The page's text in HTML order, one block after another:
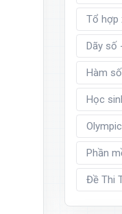
Tổ hợp
Dãy số
Hàm
Học
Phần
Đề Thi